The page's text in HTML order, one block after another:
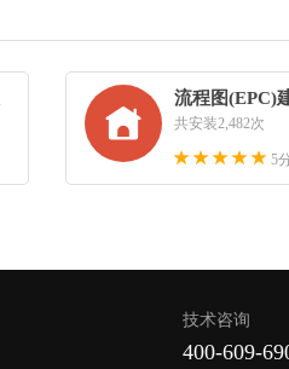
 共安装2,482次
5
技术咨询
400-609-